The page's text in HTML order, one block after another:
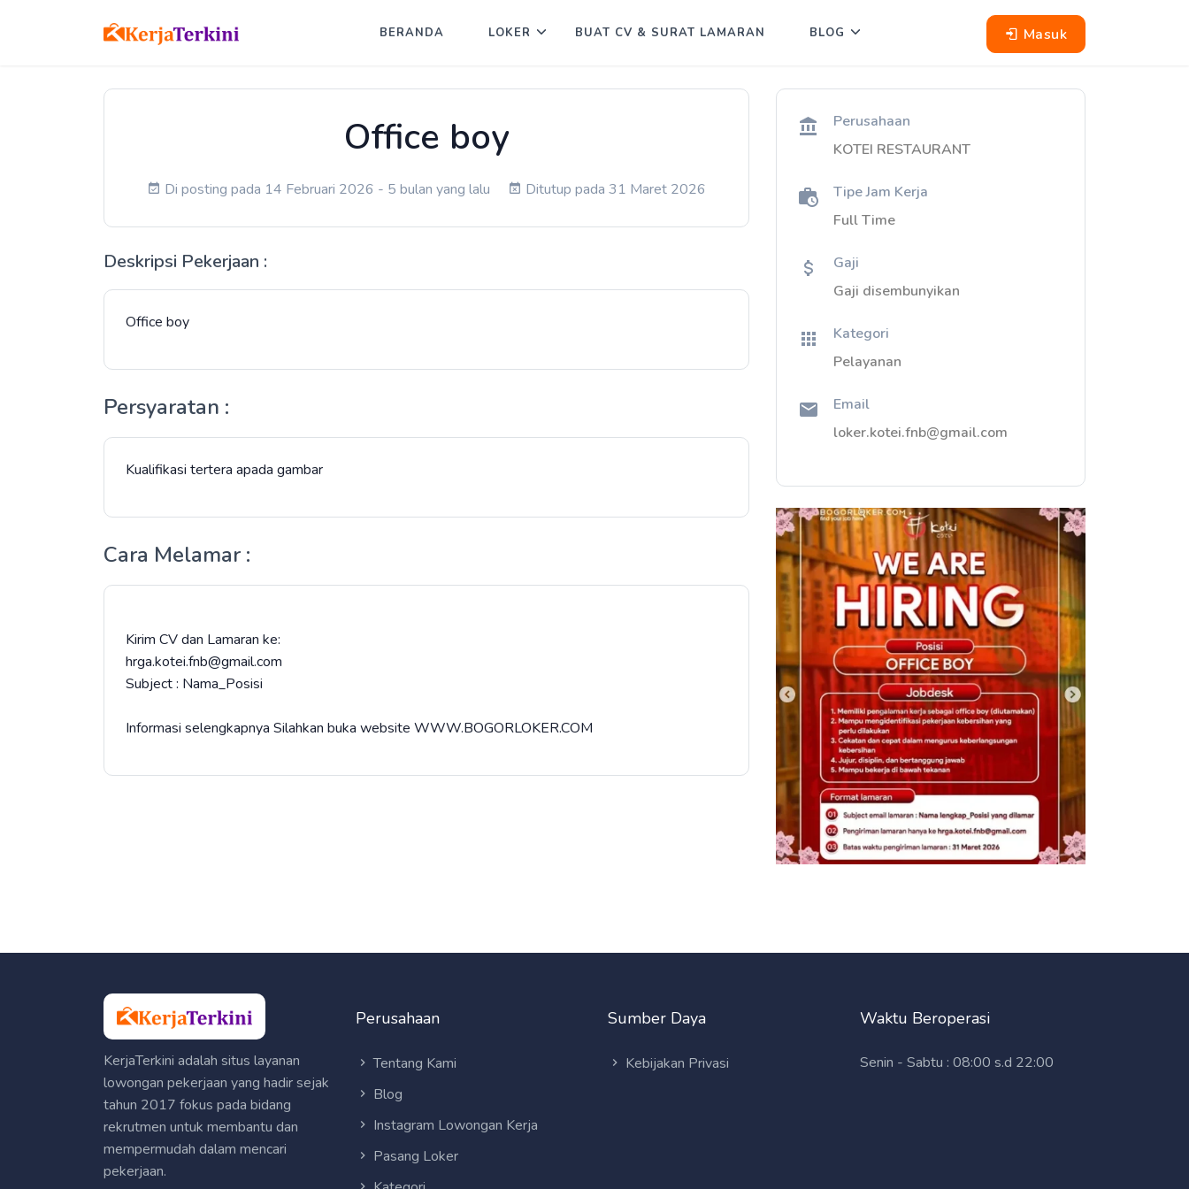
Masuk
BERANDA LOKER BUAT CV & SURAT LAMARAN BLOG
Office boy
Di posting pada 14 Februari 2026 - 5 bulan yang lalu Ditutup pada 31 Maret 2026
Deskripsi Pekerjaan :
Office boy
Persyaratan :
Kualifikasi tertera apada gambar
Cara Melamar :
Kirim CV dan Lamaran ke:
hrga.kotei.fnb@gmail.com
Subject : Nama_Posisi
Informasi selengkapnya Silahkan buka website WWW.BOGORLOKER.COM⁣⁣⁣⁣⁣⁣⁣⁣⁣⁣⁣⁣⁣⁣⁣
Perusahaan
KOTEI RESTAURANT
Tipe Jam Kerja
Full Time
Gaji
Gaji disembunyikan
Kategori
Pelayanan
Email
loker.kotei.fnb@gmail.com
KerjaTerkini adalah situs layanan
lowongan pekerjaan yang hadir sejak
tahun 2017 fokus pada bidang
rekrutmen untuk membantu dan
mempermudah dalam mencari
pekerjaan.
Perusahaan
Tentang Kami
Blog
Instagram Lowongan Kerja
Pasang Loker
Sumber Daya
Kebijakan Privasi
Waktu Beroperasi
Senin - Sabtu : 08:00 s.d 22:00